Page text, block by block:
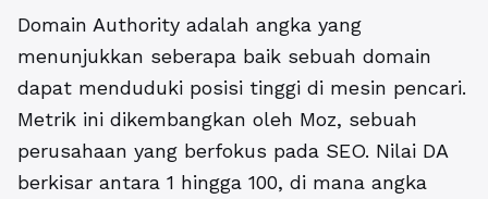
Domain Authority adalah angka yang
menunjukkan seberapa baik sebuah domain
dapat menduduki posisi tinggi di mesin pencari.
Metrik ini dikembangkan oleh Moz, sebuah
perusahaan yang berfokus pada SEO. Nilai DA
berkisar antara 1 hingga 100, di mana angka